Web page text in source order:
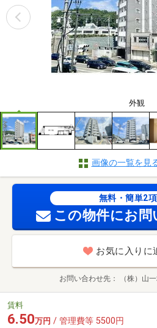
外観
画像の一覧を見
無料・簡単2項
この物件にお問
お気に入りに
お問い合わせ先 （株）山
賃料
6.50万円 / 管理費等 5500円